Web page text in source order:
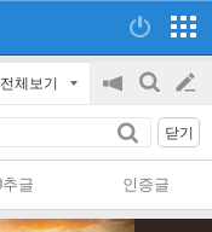
전체보기
공
지
on/off
검
글
쓰
닫기
추글 인증글